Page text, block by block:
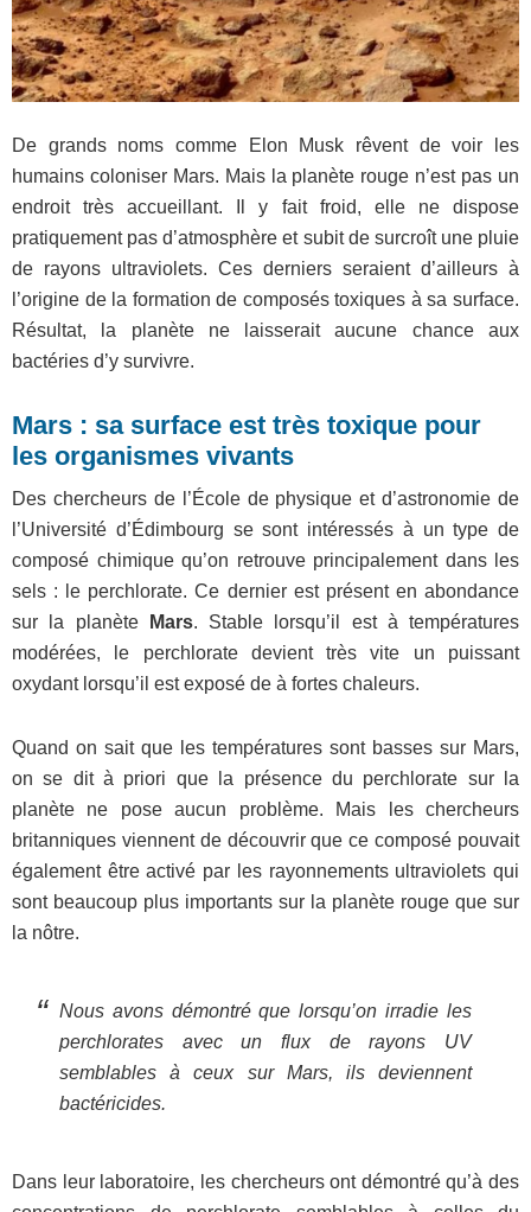
De grands noms comme
Elon Musk rêvent de voir les
humains coloniser Mars. Mais la planète rouge n’est pas un
endroit très accueillant. Il y fait froid, elle ne dispose
pratiquement pas d’atmosphère et subit de surcroît une pluie
de rayons ultraviolets. Ces derniers seraient d’ailleurs à
l’origine de la formation de composés toxiques à sa surface.
Résultat, la planète ne laisserait aucune chance aux
bactéries d’y survivre.
Mars : sa surface est très toxique pour
les organismes vivants
Des chercheurs de l’École de physique et d’astronomie de
l’Université d’Édimbourg se sont intéressés à un type de
composé chimique qu’on retrouve principalement dans les
sels : le perchlorate. Ce dernier est présent en abondance
sur la planète
Mars. Stable lorsqu’il est à températures
modérées, le perchlorate devient très vite un puissant
oxydant lorsqu’il est exposé de à fortes chaleurs.
Quand on sait que les températures sont basses sur Mars,
on se dit à priori que la présence du perchlorate sur la
planète ne pose aucun problème. Mais les chercheurs
britanniques viennent de découvrir que ce composé pouvait
également être activé par les rayonnements ultraviolets qui
sont beaucoup plus importants sur la planète rouge que sur
la nôtre.
Nous avons démontré que lorsqu’on irradie les
perchlorates avec un flux de rayons UV
semblables à ceux sur Mars, ils deviennent
bactéricides.
Dans leur laboratoire, les chercheurs ont démontré qu’à des